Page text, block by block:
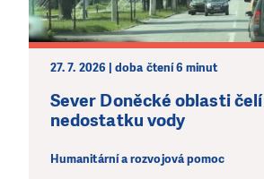
27. 7. 2026 | doba čtení 6 minut
Sever Doněcké oblasti čelí
nedostatku vody
Humanitární a rozvojová pomoc